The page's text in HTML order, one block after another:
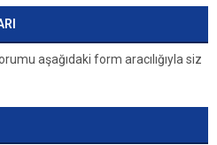
aşağıdaki form aracılığıyla siz